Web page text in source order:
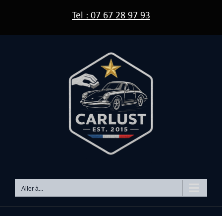
contenu
Tel : 07 67 28 97 93
Aller à...